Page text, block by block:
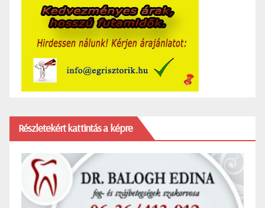
Részletekért kattintás a képre